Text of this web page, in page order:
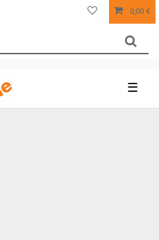
0,00 €
☰